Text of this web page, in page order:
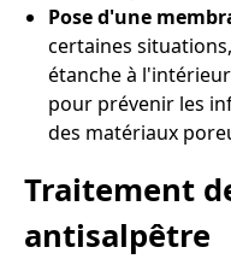
Pose d'une
certaines
étanche à
pour prévenir les
des matériaux
Traitement
antisalpêtre